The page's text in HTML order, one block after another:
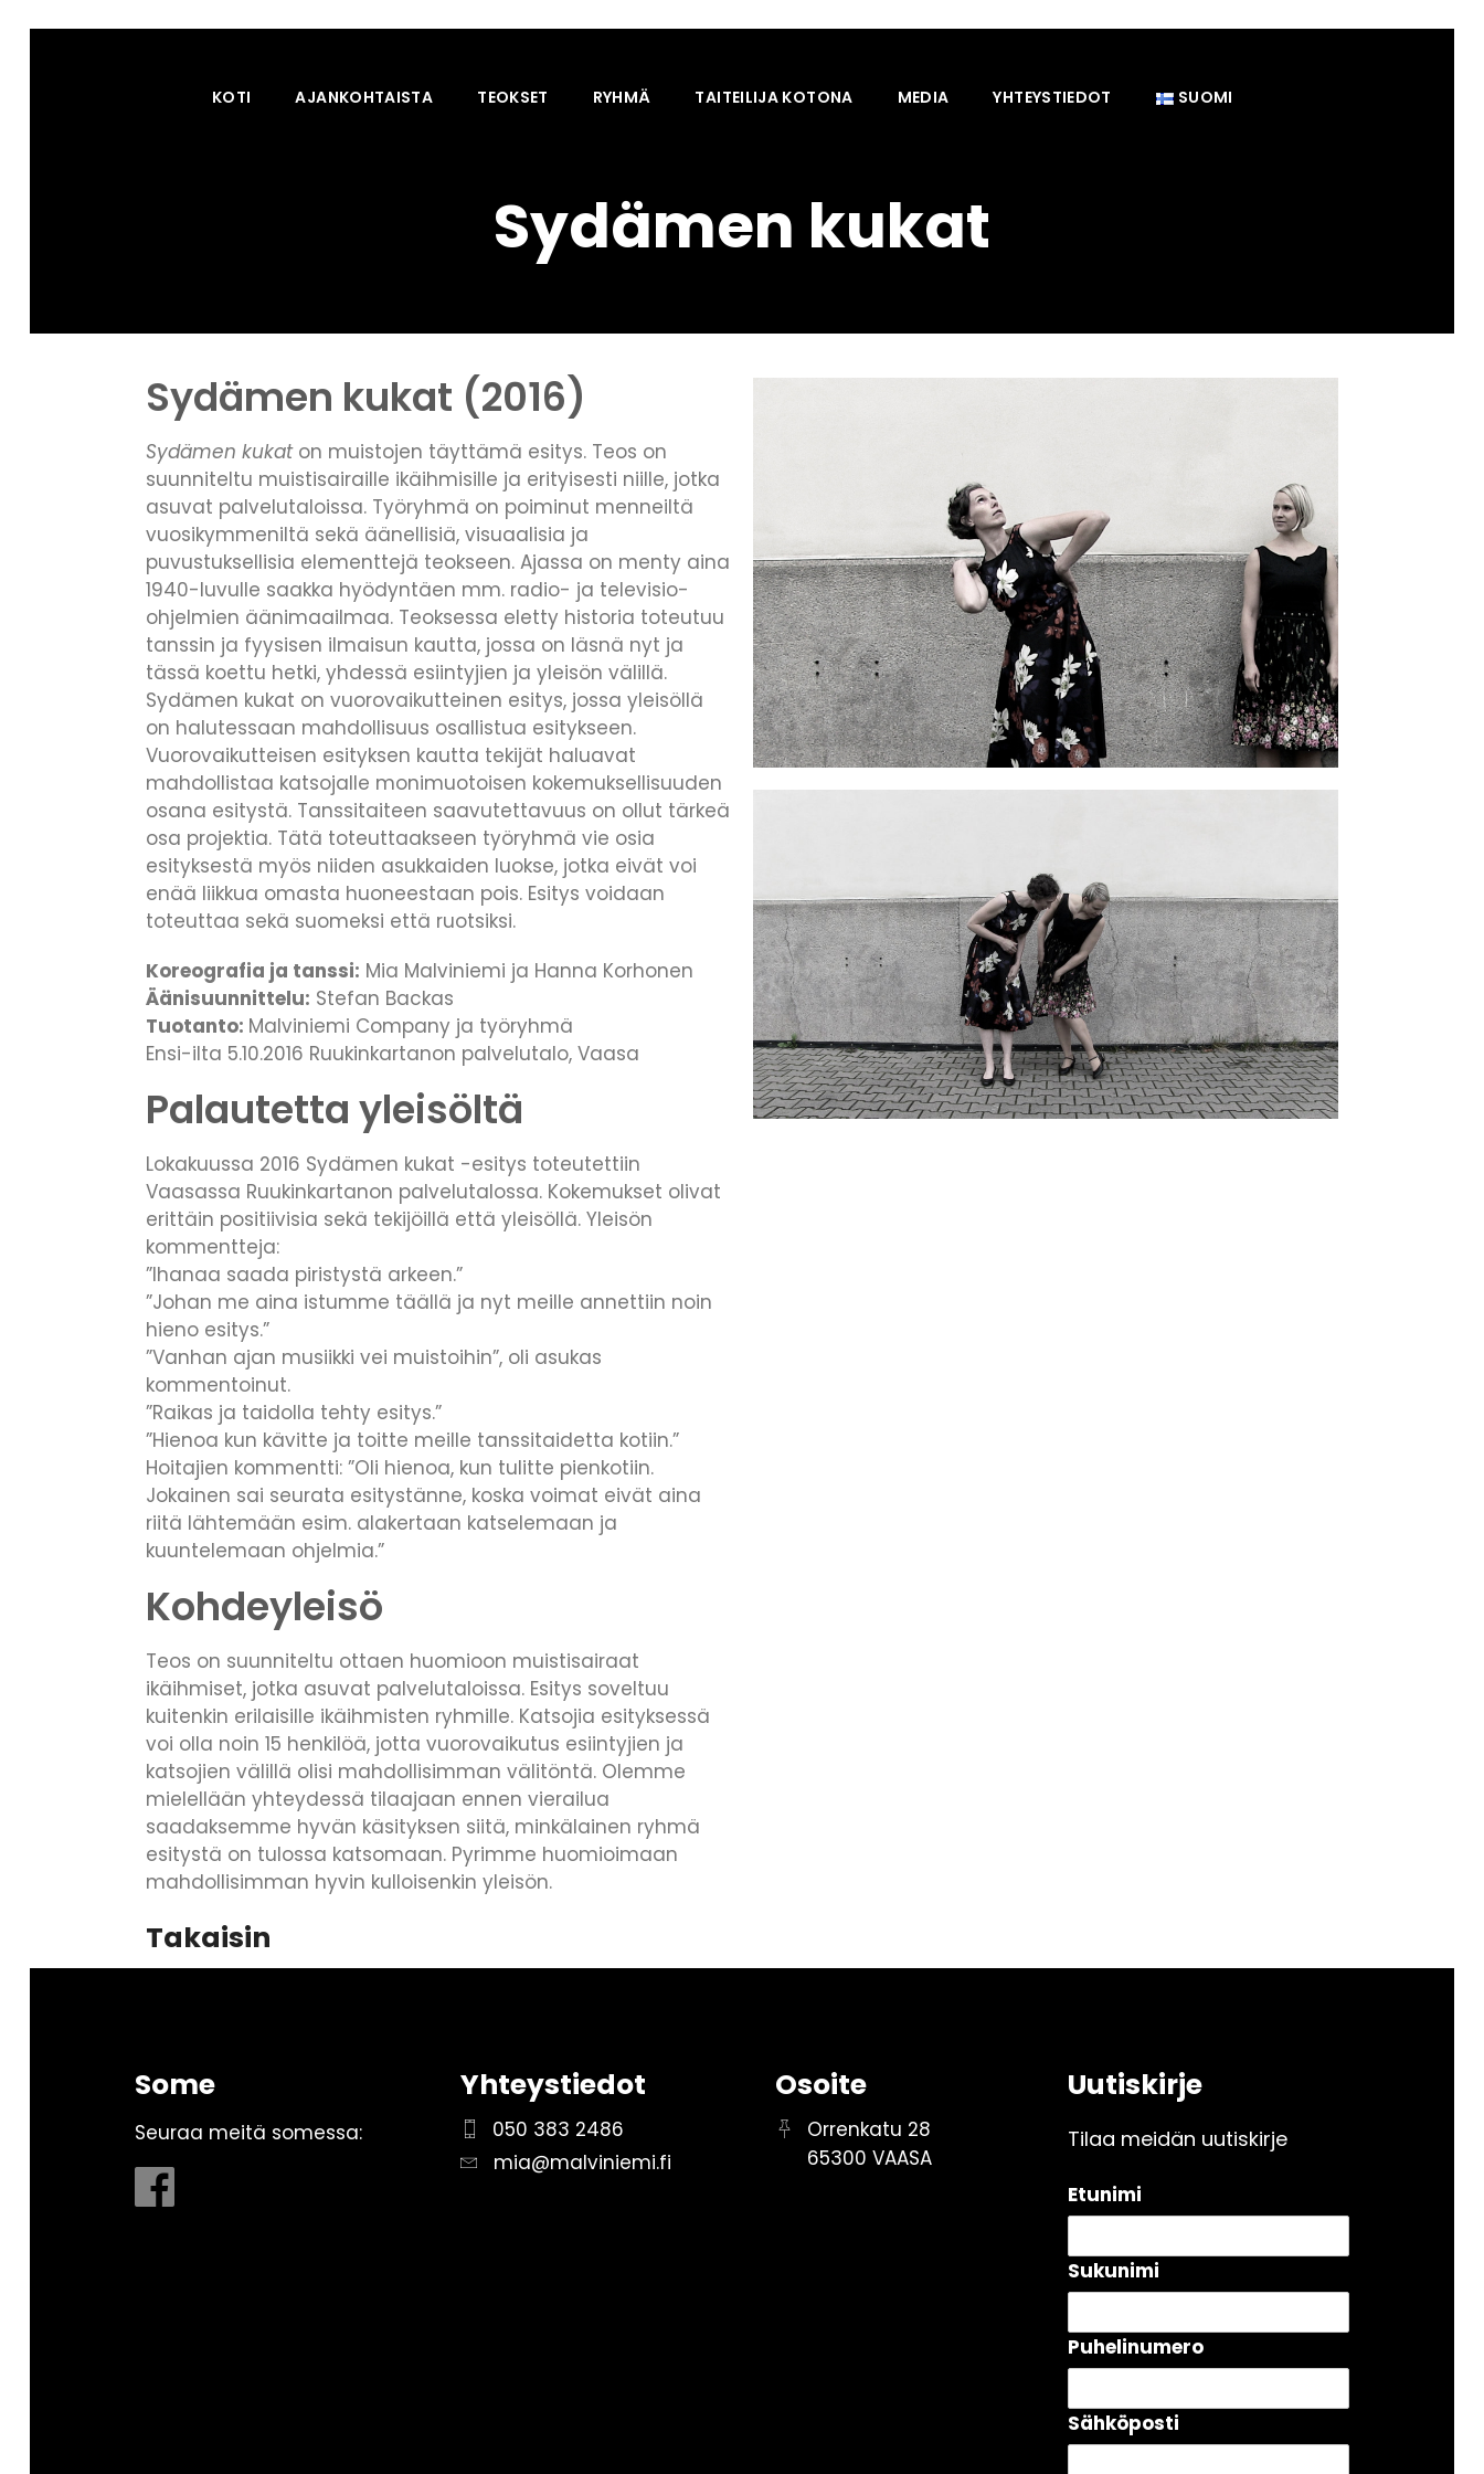
KOTI AJANKOHTAISTA TEOKSET RYHMÄ TAITEILIJA KOTONA MEDIA YHTEYSTIEDOT SUOMI
Sydämen kukat
Sydämen kukat (2016)
Sydämen kukaton muistojen täyttämä esitys. Teos on
suunniteltu muistisairaille ikäihmisille ja erityisesti niille, jotka
asuvat palvelutaloissa. Työryhmä on poiminut menneiltä
vuosikymmeniltä sekä äänellisiä, visuaalisia ja
puvustuksellisia elementtejä teokseen. Ajassa on menty aina
1940-luvulle saakka hyödyntäen mm. radio- ja televisio-
ohjelmien äänimaailmaa. Teoksessa eletty historia toteutuu
tanssin ja fyysisen ilmaisun kautta, jossa on läsnä nyt ja
tässä koettu hetki, yhdessä esiintyjien ja yleisön välillä.
Sydämen kukat on vuorovaikutteinen esitys, jossa yleisöllä
on halutessaan mahdollisuus osallistua esitykseen.
Vuorovaikutteisen esityksen kautta tekijät haluavat
mahdollistaa katsojalle monimuotoisen kokemuksellisuuden
osana esitystä. Tanssitaiteen saavutettavuus on ollut tärkeä
osa projektia. Tätä toteuttaakseen työryhmä vie osia
esityksestä myös niiden asukkaiden luokse, jotka eivät voi
enää liikkua omasta huoneestaan pois. Esitys voidaan
toteuttaa sekä suomeksi että ruotsiksi.
Koreografia ja tanssi: Mia Malviniemi ja Hanna Korhonen
Äänisuunnittelu: Stefan Backas
Tuotanto: Malviniemi Company ja työryhmä
Ensi-ilta 5.10.2016 Ruukinkartanon palvelutalo, Vaasa
Palautetta yleisöltä
Lokakuussa 2016 Sydämen kukat -esitys toteutettiin
Vaasassa Ruukinkartanon palvelutalossa. Kokemukset olivat
erittäin positiivisia sekä tekijöillä että yleisöllä. Yleisön
kommentteja:
”Ihanaa saada piristystä arkeen.”
”Johan me aina istumme täällä ja nyt meille annettiin noin
hieno esitys.”
”Vanhan ajan musiikki vei muistoihin”, oli asukas
kommentoinut.
”Raikas ja taidolla tehty esitys.”
”Hienoa kun kävitte ja toitte meille tanssitaidetta kotiin.”
Hoitajien kommentti: ”Oli hienoa, kun tulitte pienkotiin.
Jokainen sai seurata esitystänne, koska voimat eivät aina
riitä lähtemään esim. alakertaan katselemaan ja
kuuntelemaan ohjelmia.”
Kohdeyleisö
Teos on suunniteltu ottaen huomioon muistisairaat
ikäihmiset, jotka asuvat palvelutaloissa. Esitys soveltuu
kuitenkin erilaisille ikäihmisten ryhmille. Katsojia esityksessä
voi olla noin 15 henkilöä, jotta vuorovaikutus esiintyjien ja
katsojien välillä olisi mahdollisimman välitöntä. Olemme
mielellään yhteydessä tilaajaan ennen vierailua
saadaksemme hyvän käsityksen siitä, minkälainen ryhmä
esitystä on tulossa katsomaan. Pyrimme huomioimaan
mahdollisimman hyvin kulloisenkin yleisön.
Takaisin
Some
Seuraa meitä somessa:
Yhteystiedot
050 383 2486
mia@malviniemi.fi
Osoite
Orrenkatu 28
65300 VAASA
Uutiskirje
Tilaa meidän uutiskirje
Etunimi
Sukunimi
Puhelinumero
Sähköposti